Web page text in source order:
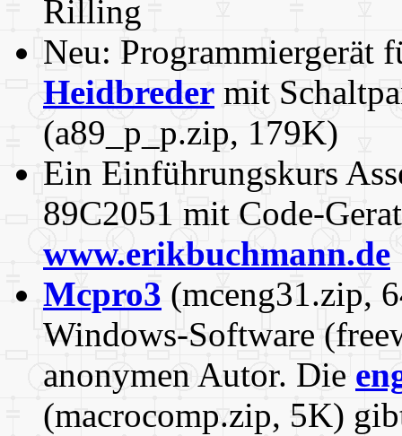
Rilling
Neu: Programmiergerät
Heidbreder mit
(a89_p_p.zip, 179K)
Ein Einführungskurs
89C2051 mit Code-
www.erikbuchmann.de
Mcpro3 (mceng31.zip,
Windows-Software
anonymen Autor. Die
(macrocomp.zip, 5K)